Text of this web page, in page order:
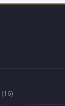
(16)